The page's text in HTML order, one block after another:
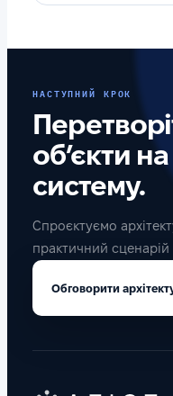
НАСТУПНИЙ КРОК
об’єкти
систему.
Спроєктуємо
практичний сценарій
Обговорити